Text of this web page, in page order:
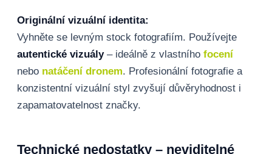
Originální vizuální identita:
Vyhněte se levným stock fotografiím. Používejte
autentické vizuály– ideálně z vlastního focení
nebo natáčení dronem. Profesionální fotografie a
konzistentní vizuální styl zvyšují důvěryhodnost i
zapamatovatelnost značky.
Technické nedostatky – neviditelné